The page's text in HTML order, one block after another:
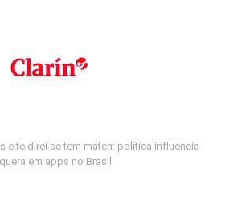
e te direi se tem match: política influencia
em apps no Brasil